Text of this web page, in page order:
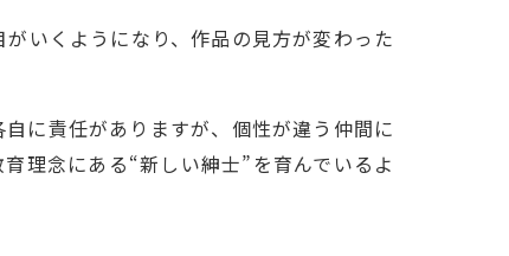
いくようになり、作品の見方が変わった
に責任がありますが、個性が違う仲間に
理念にある“新しい紳士”を育んでいるよ